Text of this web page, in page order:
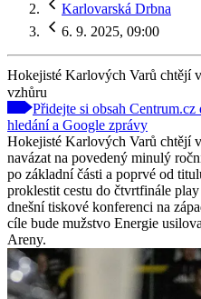
Karlovarská Drbna
6. 9. 2025, 09:00
Hokejisté Karlových Varů chtějí
vzhůru
Přidejte si obsah
hledání a Google zprávy
Hokejisté Karlových Varů chtějí
navázat na povedený minulý
po základní části a poprvé od
proklestit cestu do čtvrtfinále
dnešní tiskové konferenci na
cíle bude mužstvo Energie
Areny.